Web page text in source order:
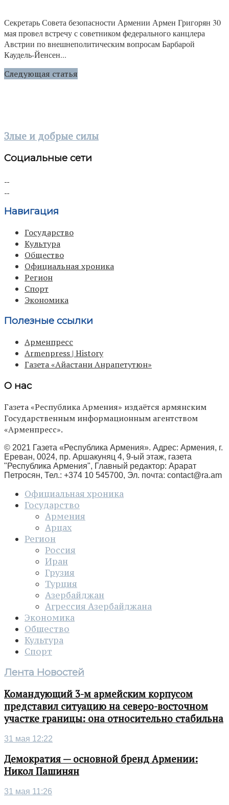
Секретарь Совета безопасности Армении Армен Григорян 30
мая провел встречу с советником федерального канцлера
Австрии по внешнеполитическим вопросам Барбарой
Каудель-Йенсен...
Следующая статья
Злые и добрые силы
Социальные сети
Навигация
Государство
Культура
Общество
Официальная хроника
Регион
Спорт
Экономика
Полезные ссылки
Арменпресс
Armenpress | History
Газета «Айастани Анрапетутюн»
О нас
Газета «Республика Армения» издаётся армянским
Государственным информационным агентством
«Арменпресс».
© 2021 Газета «Республика Армения». Адрес: Армения, г.
Ереван, 0024, пр. Аршакуняц 4, 9-ый этаж, газета
"Республика Армения", Главный редактор: Арарат
Петросян, Тел.: +374 10 545700, Эл. почта: contact@ra.am
Официальная хроника
Государство
Армения
Арцах
Регион
Россия
Иран
Грузия
Турция
Азербайджан
Агрессия Азербайджана
Экономика
Общество
Культура
Спорт
Лента Новостей
Командующий 3-м армейским корпусом
представил ситуацию на северо-восточном
участке границы: она относительно стабильна
31 мая 12:22
Демократия — основной бренд Армении:
Никол Пашинян
31 мая 11:26